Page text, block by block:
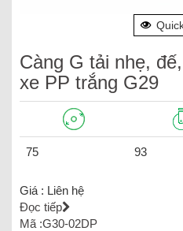
Càng G tải nhẹ,
xe PP trắng G29
75 93
Giá : Liên hệ
Đọc tiếp
Mã :G30-02DP